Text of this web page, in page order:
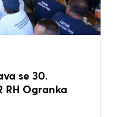
se 30.
RH Ogranka